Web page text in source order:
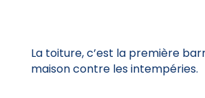
La toiture, c’est la première
maison contre les intempéries.